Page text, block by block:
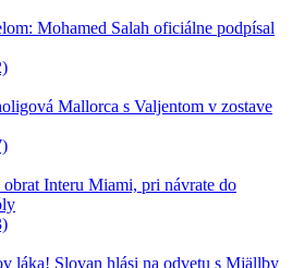
Mohamed Salah oficiálne podpísal
Mallorca s Valjentom v zostave
Interu Miami, pri návrate do
láka! Slovan hlási na odvetu s Mjällby